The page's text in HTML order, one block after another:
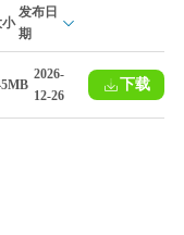
发布日
期
2026-
12-26
下载